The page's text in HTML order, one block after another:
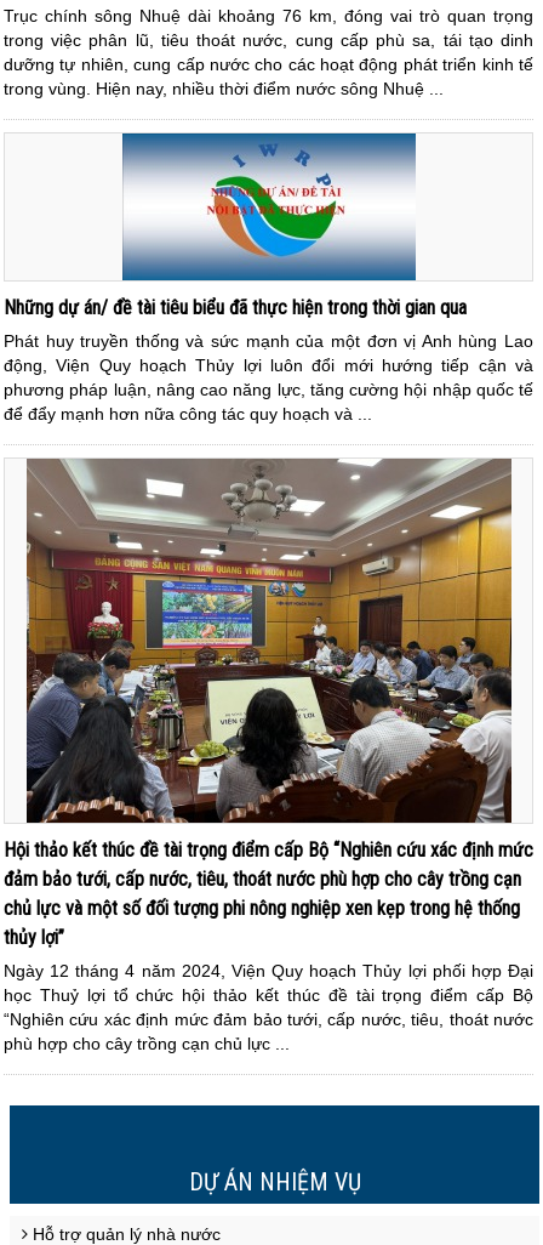
Trục chính sông Nhuệ dài khoảng 76 km, đóng vai trò quan trọng
trong việc phân lũ, tiêu thoát nước, cung cấp phù sa, tái tạo dinh
dưỡng tự nhiên, cung cấp nước cho các hoạt động phát triển kinh tế
trong vùng. Hiện nay, nhiều thời điểm nước sông Nhuệ ...
Những dự án/ đề tài tiêu biểu đã thực hiện trong thời gian qua
Phát huy truyền thống và sức mạnh của một đơn vị Anh hùng Lao
động, Viện Quy hoạch Thủy lợi luôn đổi mới hướng tiếp cận và
phương pháp luận, nâng cao năng lực, tăng cường hội nhập quốc tế
để đẩy mạnh hơn nữa công tác quy hoạch và ...
Hội thảo kết thúc đề tài trọng điểm cấp Bộ “Nghiên cứu xác định mức
đảm bảo tưới, cấp nước, tiêu, thoát nước phù hợp cho cây trồng cạn
chủ lực và một số đối tượng phi nông nghiệp xen kẹp trong hệ thống
thủy lợi”
Ngày 12 tháng 4 năm 2024, Viện Quy hoạch Thủy lợi phối hợp Đại
học Thuỷ lợi tổ chức hội thảo kết thúc đề tài trọng điểm cấp Bộ
“Nghiên cứu xác định mức đảm bảo tưới, cấp nước, tiêu, thoát nước
phù hợp cho cây trồng cạn chủ lực ...
DỰ ÁN NHIỆM VỤ
Hỗ trợ quản lý nhà nước